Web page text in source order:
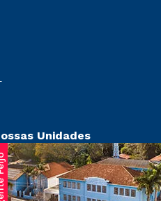
Unidades